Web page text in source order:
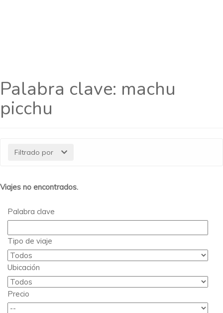
Palabra clave: machu
picchu
Filtrado por
Viajes no encontrados.
Palabra clave
Tipo de viaje
Ubicación
Precio